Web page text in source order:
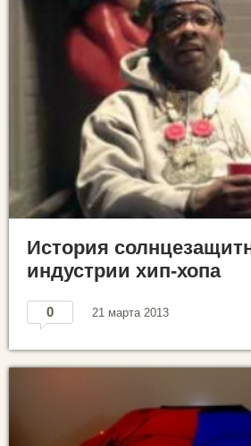
История
индустрии хип-хопа
0 21 марта 2013